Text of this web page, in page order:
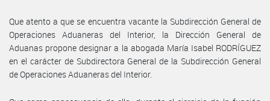
Que atento a que se encuentra vacante la Subdirección General de
Operaciones Aduaneras del Interior, la Dirección General de
Aduanas propone designar a la abogada María Isabel RODRÍGUEZ
en el carácter de Subdirectora General de la Subdirección General
de Operaciones Aduaneras del Interior.